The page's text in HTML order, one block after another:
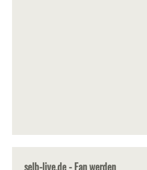
selb-live.de - Fan werden